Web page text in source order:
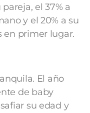
el 37% a
y el 20% a su
en primer lugar.
El año
de baby
su edad y